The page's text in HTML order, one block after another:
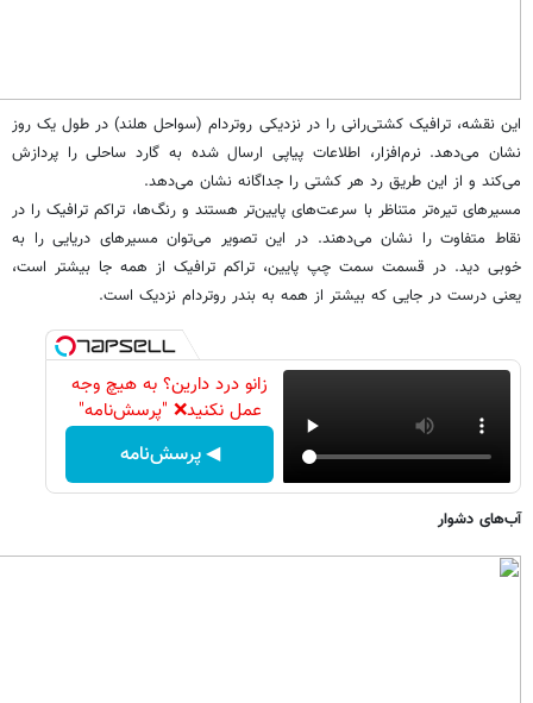
این نقشه، ترافیک کشتی‌رانی را در نزدیکی روتردام (سواحل هلند) در طول یک روز
نشان می‌دهد. نرم‌افزار، اطلاعات پیاپی ارسال شده به گارد ساحلی را پردازش
می‌کند و از این طریق رد هر کشتی را جداگانه نشان می‌دهد.
مسیرهای تیره‌تر متناظر با سرعت‌های پایین‌تر هستند و رنگ‌ها، تراکم ترافیک را در
نقاط متفاوت را نشان می‌دهند. در این تصویر می‌توان مسیرهای دریایی را به
خوبی دید. در قسمت سمت چپ پایین،‌ تراکم ترافیک از همه جا بیشتر است،‌
یعنی درست در جایی که بیشتر از همه به بندر روتردام نزدیک است.
زانو درد دارین؟ به هیچ وجه
عمل نکنید❌ "پرسش‌نامه"
◀ پرسش‌نامه
آب‌های دشوار